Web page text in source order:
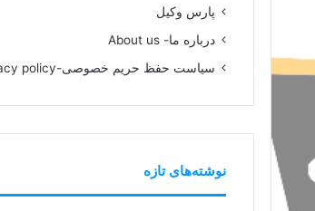
پارس وکیل
درباره ما- About us
سیاست حفظ حریم خصوصی-privacy policy
نوشته‌های تازه